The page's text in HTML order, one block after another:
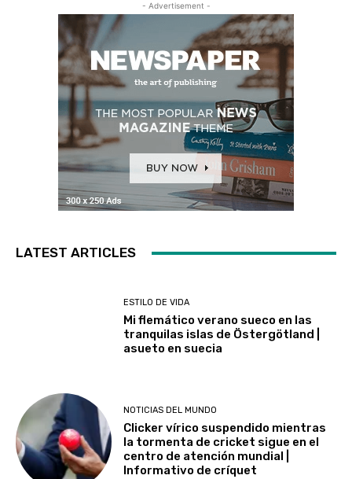
- Advertisement -
LATEST ARTICLES
ESTILO DE VIDA
Mi flemático verano sueco en las
tranquilas islas de Östergötland |
asueto en suecia
NOTICIAS DEL MUNDO
Clicker vírico suspendido mientras
la tormenta de cricket sigue en el
centro de atención mundial |
Informativo de críquet